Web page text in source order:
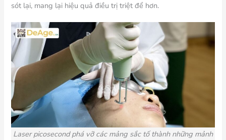
sót lại, mang lại hiệu quả điều trị triệt để hơn.
Laserpicosecond phá vỡ các mảng sắc tố thành những mảnh